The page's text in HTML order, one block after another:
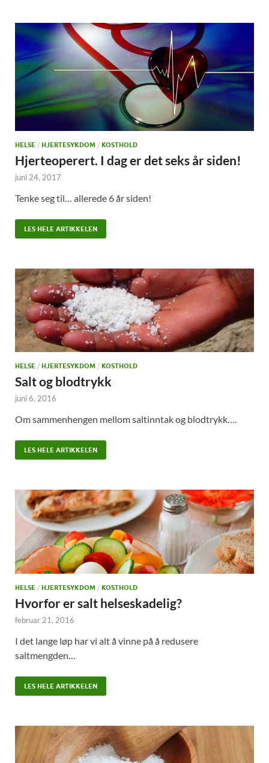
HELSE / HJERTESYKDOM / KOSTHOLD
Hjerteoperert. I dag er det seks år siden!
juni 24, 2017
Tenke seg til… allerede 6 år siden!
LES HELE ARTIKKELEN
HELSE / HJERTESYKDOM / KOSTHOLD
Salt og blodtrykk
juni 6, 2016
Om sammenhengen mellom saltinntak og blodtrykk….
LES HELE ARTIKKELEN
HELSE / HJERTESYKDOM / KOSTHOLD
Hvorfor er salt helseskadelig?
februar 21, 2016
I det lange løp har vi alt å vinne på å redusere
saltmengden…
LES HELE ARTIKKELEN